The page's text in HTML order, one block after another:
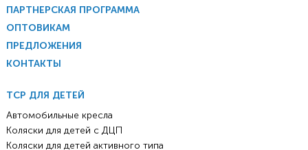
ПАРТНЕРСКАЯ ПРОГРАММА
ОПТОВИКАМ
ПРЕДЛОЖЕНИЯ
КОНТАКТЫ
ТСР ДЛЯ ДЕТЕЙ
Автомобильные кресла
Коляски для детей с ДЦП
Коляски для детей активного типа